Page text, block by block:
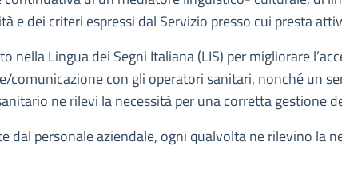
e dei criteri espressi dal Servizio presso cui presta
Lingua dei Segni Italiana (LIS) per migliorare
con gli operatori sanitari, nonché un
ne rilevi la necessità per una corretta gestione
personale aziendale, ogni qualvolta ne rilevino la